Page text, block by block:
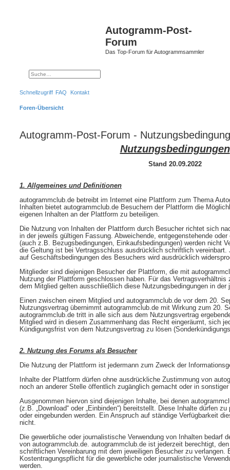
Autogramm-Post-
Forum
Das Top-Forum für Autogrammsammler
Suche
Erweiterte Suche
Schnellzugriff FAQ Kontakt
Foren-Übersicht
Autogramm-Post-Forum -
Nutzungsbedingungen
Stand 20.09.2022
1. Allgemeines und Definitionen
autogrammclub.de betreibt im Internet eine Plattform zum Thema
Inhalten bietet autogrammclub.de Besuchern der Plattform die
eigenen Inhalten an der Plattform zu beteiligen.
Die Nutzung von Inhalten der Plattform durch Besucher richtet sich
in der jeweils gültigen Fassung. Abweichende, entgegenstehende
(auch z.B. Bezugsbedingungen, Einkaufsbedingungen) werden nicht
die Geltung ist bei Vertragsschluss ausdrücklich schriftlich vereinbart.
auf Geschäftsbedingungen des Besuchers wird ausdrücklich
Mitglieder sind diejenigen Besucher der Plattform, die mit
Nutzung der Plattform geschlossen haben. Für das
dem Mitglied gelten ausschließlich diese Nutzungsbedingungen in der
Einen zwischen einem Mitglied und autogrammclub.de vor dem 20.
Nutzungsvertrag übernimmt autogrammclub.de mit Wirkung zum 20.
autogrammclub.de tritt in alle sich aus dem Nutzungsvertrag
Mitglied wird in diesem Zusammenhang das Recht eingeräumt, sich
Kündigungsfrist von dem Nutzungsvertrag zu lösen
2. Nutzung des Forums als Besucher
Die Nutzung der Plattform ist jedermann zum Zweck der
Inhalte der Plattform dürfen ohne ausdrückliche Zustimmung von
noch an anderer Stelle öffentlich zugänglich gemacht oder in
Ausgenommen hiervon sind diejenigen Inhalte, bei denen
(z.B. „Download“ oder „Einbinden“) bereitstellt. Diese Inhalte dürfen
oder eingebunden werden. Ein Anspruch auf ständige Verfügbarkeit
nicht.
Die gewerbliche oder journalistische Verwendung von Inhalten bedarf
von autogrammclub.de. autogrammclub.de ist jederzeit berechtigt,
schriftlichen Vereinbarung mit dem jeweiligen Besucher zu verlangen.
Kostentragungspflicht für die gewerbliche oder journalistische
werden.